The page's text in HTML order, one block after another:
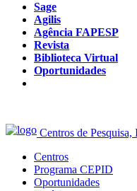
Sage
Agilis
Agência FAPESP
Revista
Biblioteca Virtual
Oportunidades
Centros de
Centros
Programa CEPID
Oportunidades